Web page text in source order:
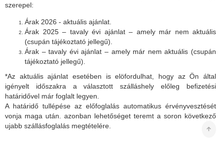
szerepel:
Árak 2026 - aktuális ajánlat.
Árak 2025 – tavaly évi ajánlat – amely már nem aktuális
(csupán tájékoztató jellegű).
Árak – tavaly évi ajánlat – amely már nem aktuális (csupán
tájékoztató jellegű).
*Az aktuális ajánlat esetében is elöfordulhat, hogy az Ön által
igényelt időszakra a választott szálláshely előleg befizetési
határidővel már foglalt legyen.
A határidő tullépése az előfoglalás automatikus érvényvesztését
vonja maga után. azonban lehetőséget teremt a soron következő
ujabb szállásfoglalás megtételére.